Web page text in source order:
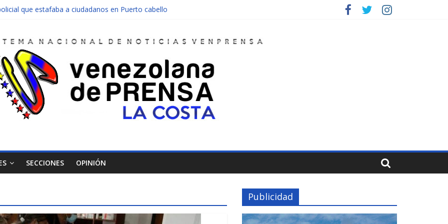
que estafaba a ciudadanos en Puerto cabello
abandonado de Chichiriviche
entre Colombia y Margarita el 27 de junio
SECCIONES OPINIÓN
Publicidad